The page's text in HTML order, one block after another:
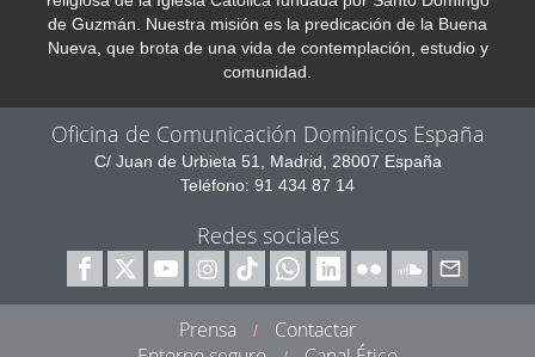
de Guzmán. Nuestra misión es la predicación de la Buena
Nueva, que brota de una vida de contemplación, estudio y
comunidad.
Oficina de Comunicación Dominicos España
C/ Juan de Urbieta 51, Madrid, 28007 España
Teléfono: 91 434 87 14
Redes sociales
Prensa /
Contactar